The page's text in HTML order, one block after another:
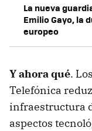
La nueva
Emilio Gayo, la
europeo
Y ahora qué.
Telefónica
infraestructura
aspectos